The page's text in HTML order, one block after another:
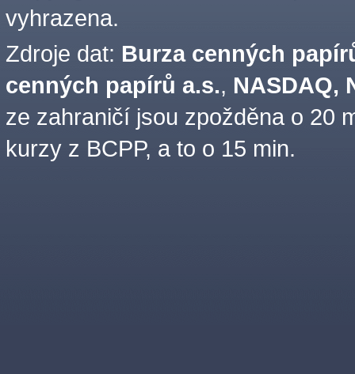
vyhrazena.
Zdroje dat: Burza cenných
cenných papírů a.s., NASDAQ,
ze zahraničí jsou zpožděna o 20
kurzy z BCPP, a to o 15 min.